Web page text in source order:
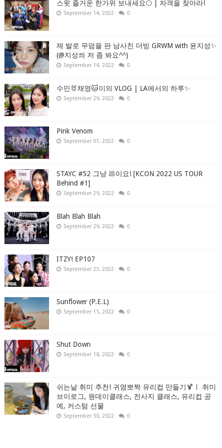
스윗 즐거운 한가위 보내세요🌕 | 자객을 찾아라!
September 14, 2022 0
제 발로 무덤을 판 남사친 더빙 GRWM with 윤지성✨
(@지성씌 저 좀 봐요^^)
September 14, 2022 0
수민🐰채영🐱이의 VLOG | LA에서의 하루✨
September 29, 2022 0
Pink Venom
September 01, 2022 0
STAYC #52 그냥 💩이요! [KCON 2022 US TOUR
Behind #1]
September 29, 2022 0
Blah Blah Blah
September 29, 2022 0
ITZY! EP107
September 23, 2022 0
Sunflower (P.E.L)
September 15, 2022 0
Shut Down
September 18, 2022 0
쉬는날 취미 추천! 귀염뽀짝 유리컵 만들기🍹ㅣ 취미
브이로그, 원데이클래스, 전사지 클래스, 유리컵 공
예, 커스텀 선물
September 30, 2022 0